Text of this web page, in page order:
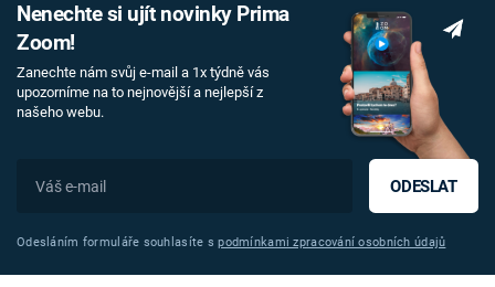
Nenechte si ujít novinky Prima
Zoom!
Zanechte nám svůj e-mail a 1x týdně vás
upozorníme na to nejnovější a nejlepší z
našeho webu.
ODESLAT
Odesláním formuláře souhlasíte spodmínkami zpracování osobních údajů